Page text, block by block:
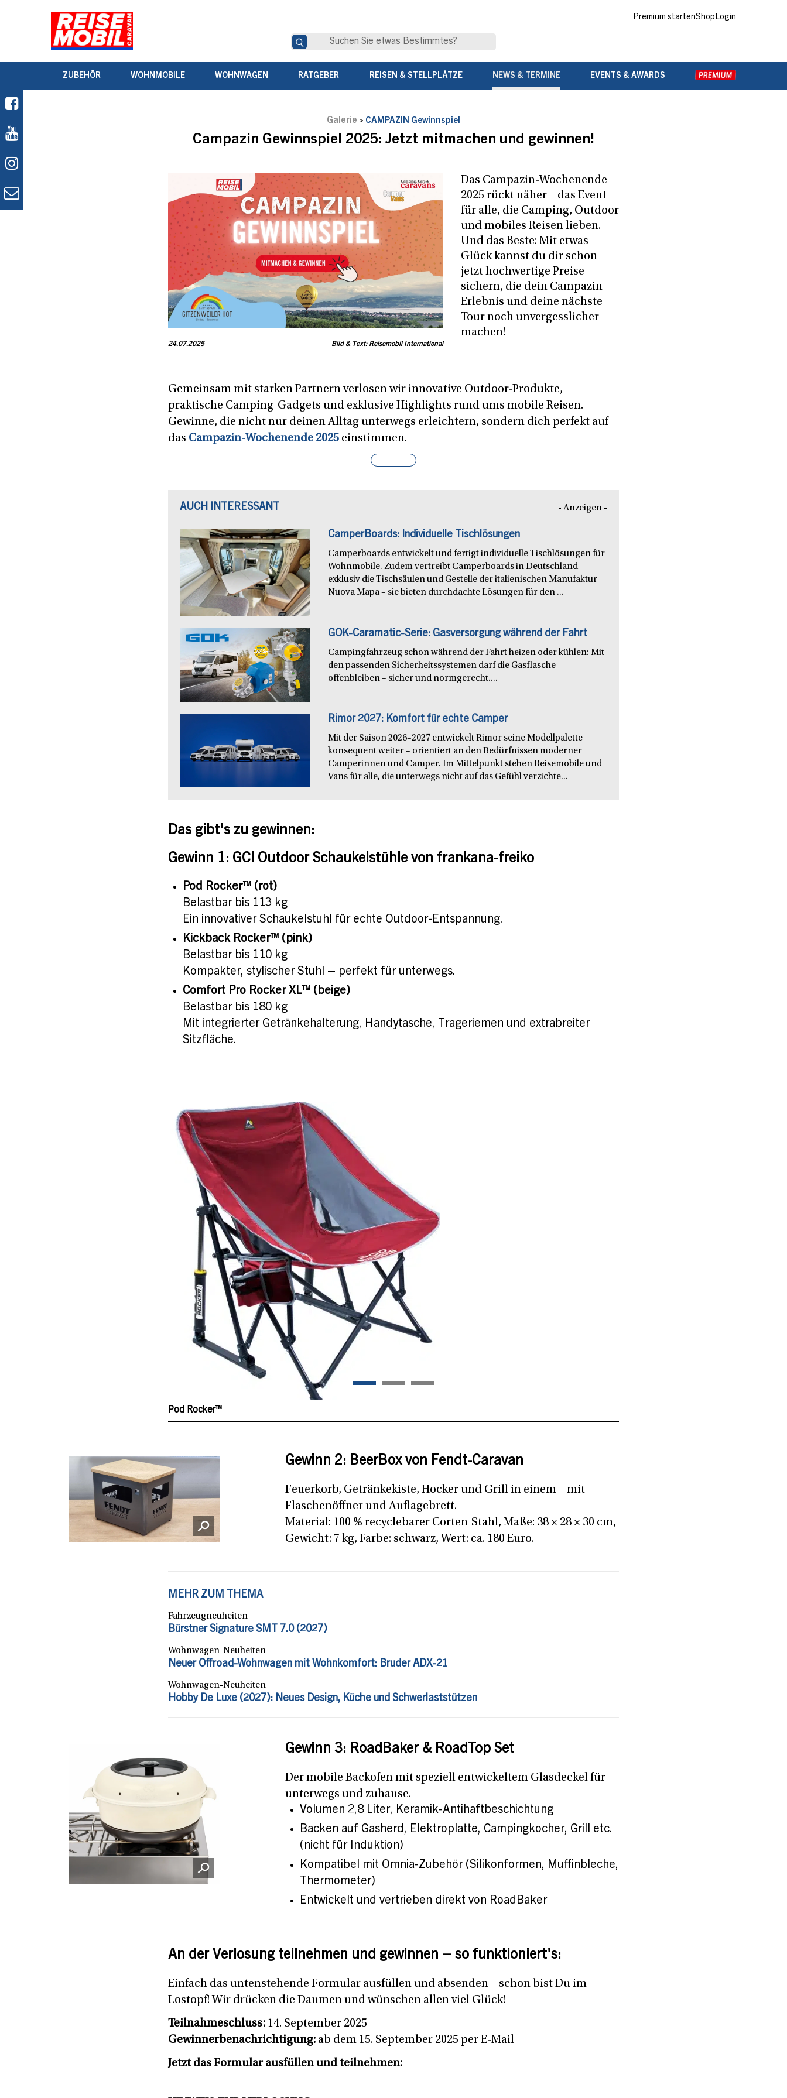
Premium startenShopLogin
ZUBEHÖR WOHNMOBILE WOHNWAGEN RATGEBER REISEN & STELLPLÄTZE NEWS & TERMINE EVENTS & AWARDS
Galerie > CAMPAZIN Gewinnspiel
Campazin Gewinnspiel 2025: Jetzt mitmachen und gewinnen!
24.07.2025 Bild & Text: Reisemobil International
Das Campazin-Wochenende
2025 rückt näher – das Event
für alle, die Camping, Outdoor
und mobiles Reisen lieben.
Und das Beste: Mit etwas
Glück kannst du dir schon
jetzt hochwertige Preise
sichern, die dein Campazin-
Erlebnis und deine nächste
Tour noch unvergesslicher
machen!
Gemeinsam mit starken Partnern verlosen wir innovative Outdoor-Produkte,
praktische Camping-Gadgets und exklusive Highlights rund ums mobile Reisen.
Gewinne, die nicht nur deinen Alltag unterwegs erleichtern, sondern dich perfekt auf
das Campazin-Wochenende 2025 einstimmen.
AUCH INTERESSANT - Anzeigen -
CamperBoards: Individuelle Tischlösungen
Camperboards entwickelt und fertigt individuelle Tischlösungen für
Wohnmobile. Zudem vertreibt Camperboards in Deutschland
exklusiv die Tischsäulen und Gestelle der italienischen Manufaktur
Nuova Mapa – sie bieten durchdachte Lösungen für den ...
GOK-Caramatic-Serie: Gasversorgung während der Fahrt
Campingfahrzeug schon während der Fahrt heizen oder kühlen: Mit
den passenden Sicherheitssystemen darf die Gasflasche
offenbleiben – sicher und normgerecht....
Rimor 2027: Komfort für echte Camper
Mit der Saison 2026–2027 entwickelt Rimor seine Modellpalette
konsequent weiter – orientiert an den Bedürfnissen moderner
Camperinnen und Camper. Im Mittelpunkt stehen Reisemobile und
Vans für alle, die unterwegs nicht auf das Gefühl verzichte...
Das gibt's zu gewinnen:
Gewinn 1: GCI Outdoor Schaukelstühle von frankana-freiko
Pod Rocker™ (rot)
Belastbar bis 113 kg
Ein innovativer Schaukelstuhl für echte Outdoor-Entspannung.
Kickback Rocker™ (pink)
Belastbar bis 110 kg
Kompakter, stylischer Stuhl – perfekt für unterwegs.
Comfort Pro Rocker XL™ (beige)
Belastbar bis 180 kg
Mit integrierter Getränkehalterung, Handytasche, Trageriemen und extrabreiter
Sitzfläche.
Gewinn 2: BeerBox von Fendt-Caravan
Feuerkorb, Getränkekiste, Hocker und Grill in einem – mit
Flaschenöffner und Auflagebrett.
Material: 100 % recyclebarer Corten-Stahl, Maße: 38 × 28 × 30 cm,
Gewicht: 7 kg, Farbe: schwarz, Wert: ca. 180 Euro.
MEHR ZUM THEMA
Fahrzeugneuheiten
Bürstner Signature SMT 7.0 (2027)
Wohnwagen-Neuheiten
Neuer Offroad-Wohnwagen mit Wohnkomfort: Bruder ADX-21
Wohnwagen-Neuheiten
Hobby De Luxe (2027): Neues Design, Küche und Schwerlaststützen
Gewinn 3: RoadBaker & RoadTop Set
Der mobile Backofen mit speziell entwickeltem Glasdeckel für
unterwegs und zuhause.
Volumen 2,8 Liter, Keramik-Antihaftbeschichtung
Backen auf Gasherd, Elektroplatte, Campingkocher, Grill etc.
(nicht für Induktion)
Kompatibel mit Omnia-Zubehör (Silikonformen, Muffinbleche,
Thermometer)
Entwickelt und vertrieben direkt von RoadBaker
An der Verlosung teilnehmen und gewinnen – so funktioniert's:
Einfach das untenstehende Formular ausfüllen und absenden – schon bist Du im
Lostopf! Wir drücken die Daumen und wünschen allen viel Glück!
Teilnahmeschluss: 14. September 2025
Gewinnerbenachrichtigung: ab dem 15. September 2025 per E-Mail
Jetzt das Formular ausfüllen und teilnehmen: